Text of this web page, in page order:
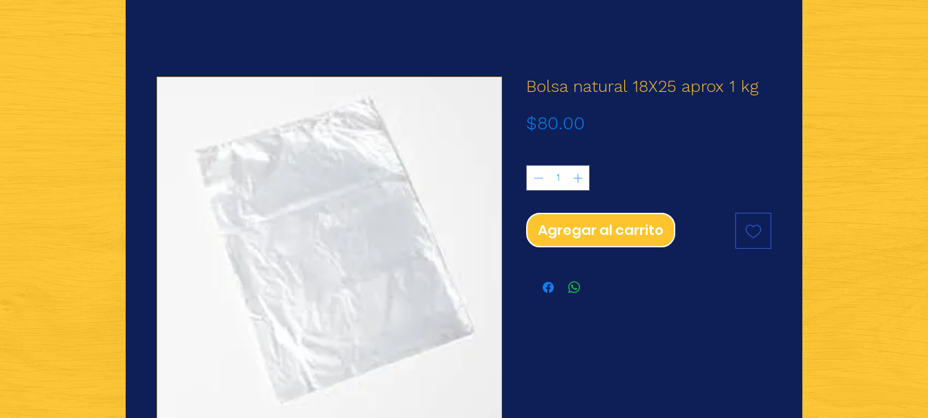
Bolsa natural 18X25 aprox 1 kg
$80.00
Agregar al carrito